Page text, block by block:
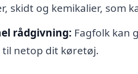
skidt og kemikalier, som
rådgivning: Fagfolk kan
til netop dit køretøj.